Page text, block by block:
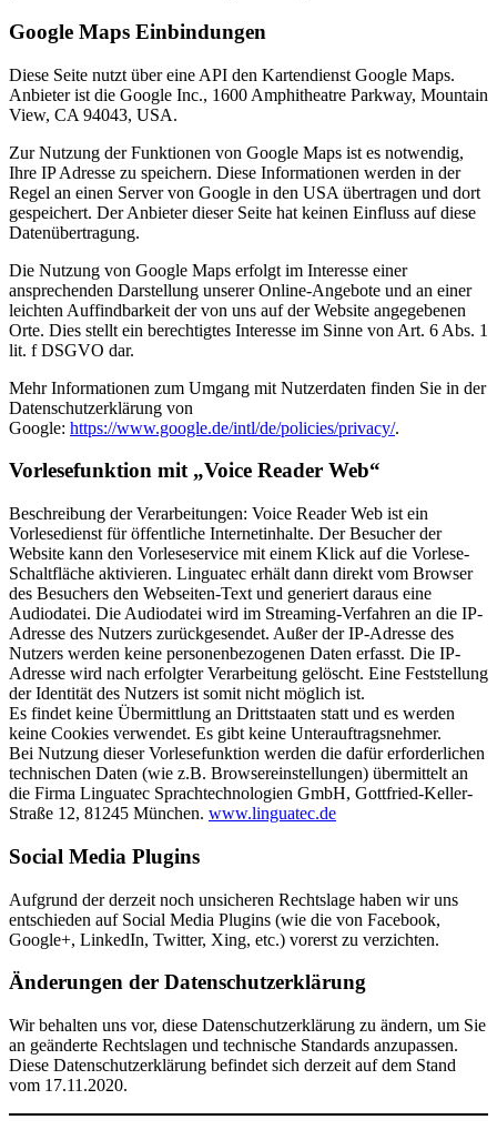
Google Maps Einbindungen
Diese Seite nutzt über eine API den Kartendienst Google Maps.
Anbieter ist die Google Inc., 1600 Amphitheatre Parkway, Mountain
View, CA 94043, USA.
Zur Nutzung der Funktionen von Google Maps ist es notwendig,
Ihre IP Adresse zu speichern. Diese Informationen werden in der
Regel an einen Server von Google in den USA übertragen und dort
gespeichert. Der Anbieter dieser Seite hat keinen Einfluss auf diese
Datenübertragung.
Die Nutzung von Google Maps erfolgt im Interesse einer
ansprechenden Darstellung unserer Online-Angebote und an einer
leichten Auffindbarkeit der von uns auf der Website angegebenen
Orte. Dies stellt ein berechtigtes Interesse im Sinne von Art. 6 Abs. 1
lit. f DSGVO dar.
Mehr Informationen zum Umgang mit Nutzerdaten finden Sie in der
Datenschutzerklärung von
Google: https://www.google.de/intl/de/policies/privacy/.
Vorlesefunktion mit „Voice Reader Web“
Beschreibung der Verarbeitungen: Voice Reader Web ist ein
Vorlesedienst für öffentliche Internetinhalte. Der Besucher der
Website kann den Vorleseservice mit einem Klick auf die Vorlese-
Schaltfläche aktivieren. Linguatec erhält dann direkt vom Browser
des Besuchers den Webseiten-Text und generiert daraus eine
Audiodatei. Die Audiodatei wird im Streaming-Verfahren an die IP-
Adresse des Nutzers zurückgesendet. Außer der IP-Adresse des
Nutzers werden keine personenbezogenen Daten erfasst. Die IP-
Adresse wird nach erfolgter Verarbeitung gelöscht. Eine Feststellung
der Identität des Nutzers ist somit nicht möglich ist.
Es findet keine Übermittlung an Drittstaaten statt und es werden
keine Cookies verwendet. Es gibt keine Unterauftragsnehmer.
Bei Nutzung dieser Vorlesefunktion werden die dafür erforderlichen
technischen Daten (wie z.B. Browsereinstellungen) übermittelt an
die Firma Linguatec Sprachtechnologien GmbH, Gottfried-Keller-
Straße 12, 81245 München. www.linguatec.de
Social Media Plugins
Aufgrund der derzeit noch unsicheren Rechtslage haben wir uns
entschieden auf Social Media Plugins (wie die von Facebook,
Google+, LinkedIn, Twitter, Xing, etc.) vorerst zu verzichten.
Änderungen der Datenschutzerklärung
Wir behalten uns vor, diese Datenschutzerklärung zu ändern, um Sie
an geänderte Rechtslagen und technische Standards anzupassen.
Diese Datenschutzerklärung befindet sich derzeit auf dem Stand
vom 17.11.2020.